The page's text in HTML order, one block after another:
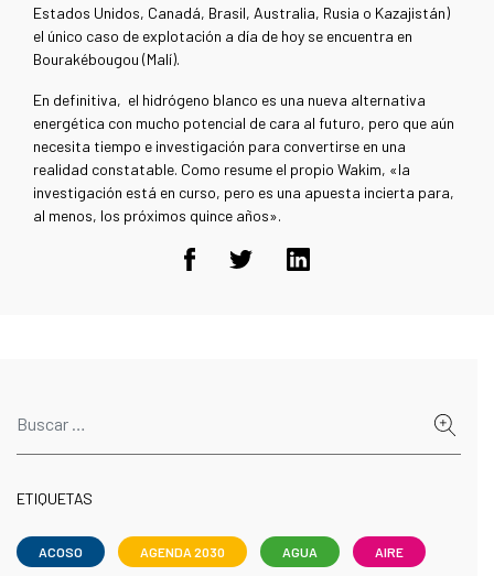
Estados Unidos, Canadá, Brasil, Australia, Rusia o Kazajistán)
el único caso de explotación a día de hoy se encuentra en
Bourakébougou (Malí).
En definitiva, el hidrógeno blanco es una nueva alternativa
energética con mucho potencial de cara al futuro, pero que aún
necesita tiempo e investigación para convertirse en una
realidad constatable. Como resume el propio Wakim, «la
investigación está en curso, pero es una apuesta incierta para,
al menos, los próximos quince años».
ETIQUETAS
ACOSO AGENDA 2030 AGUA AIRE